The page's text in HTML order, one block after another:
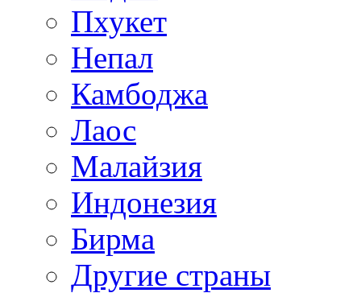
Пхукет
Непал
Камбоджа
Лаос
Малайзия
Индонезия
Бирма
Другие страны